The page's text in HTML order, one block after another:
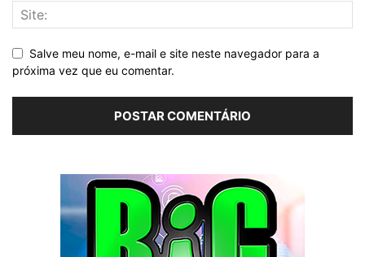
Salve meu nome, e-mail e site neste navegador para a
próxima vez que eu comentar.